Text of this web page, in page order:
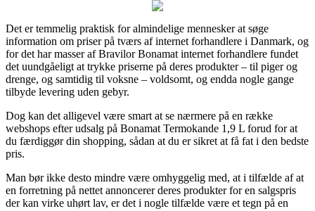
Det er temmelig praktisk for almindelige mennesker at søge
information om priser på tværs af internet forhandlere i Danmark, og
for det har masser af Bravilor Bonamat internet forhandlere fundet
det uundgåeligt at trykke priserne på deres produkter – til piger og
drenge, og samtidig til voksne – voldsomt, og endda nogle gange
tilbyde levering uden gebyr.
Dog kan det alligevel være smart at se nærmere på en række
webshops efter udsalg på Bonamat Termokande 1,9 L forud for at
du færdiggør din shopping, sådan at du er sikret at få fat i den bedste
pris.
Man bør ikke desto mindre være omhyggelig med, at i tilfælde af at
en forretning på nettet annoncerer deres produkter for en salgspris
der kan virke uhørt lav, er det i nogle tilfælde være et tegn på en